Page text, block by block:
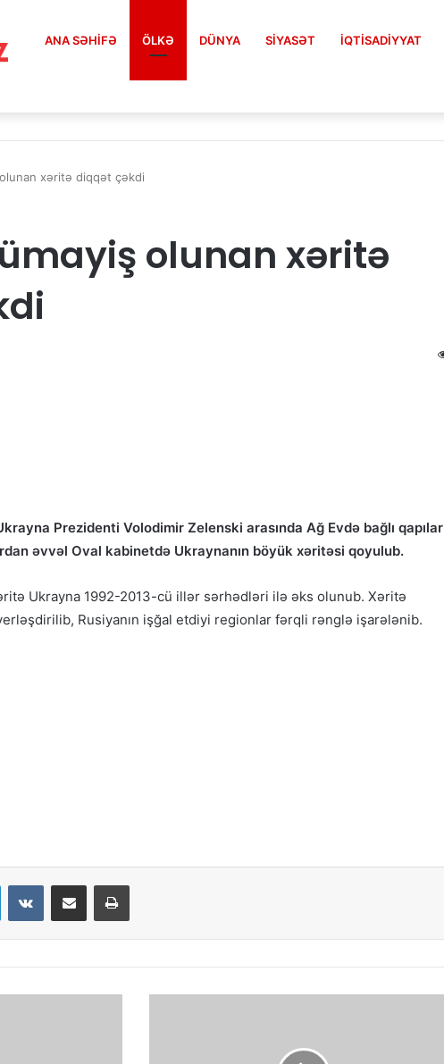
ANA SƏHIFƏ ÖLKƏ DÜNYA SIYASƏT İQTISADIYYAT
xəritə diqqət çəkdi
olunan xəritə
Prezidenti Volodimir Zelenski arasında Ağ Evdə bağlı qapılar
əvvəl Oval kabinetdə Ukraynanın böyük xəritəsi qoyulub.
Ukrayna 1992-2013-cü illər sərhədləri ilə əks olunub. Xəritə
Rusiyanın işğal etdiyi regionlar fərqli rənglə işarələnib.